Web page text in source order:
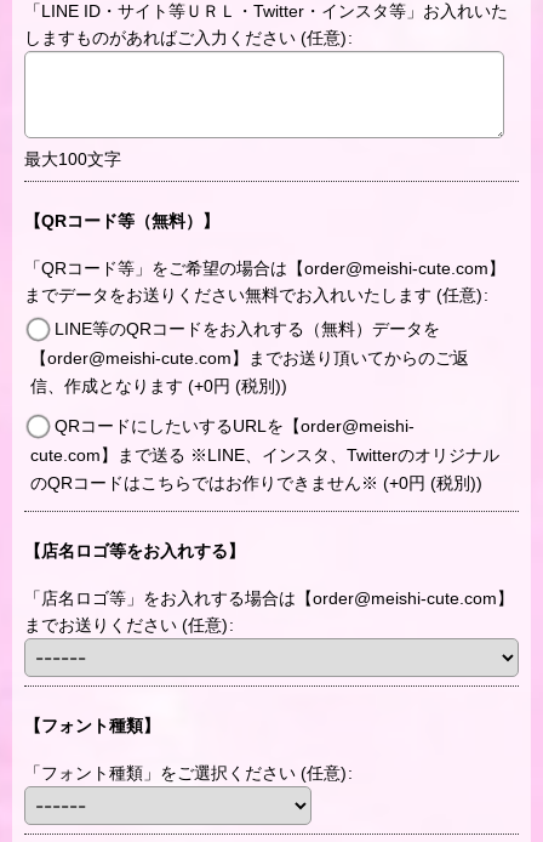
「LINE ID・サイト等ＵＲＬ・Twitter・インスタ等」お入れいた
しますものがあればご入力ください (任意):
最大100文字
【QRコード等（無料）】
「QRコード等」をご希望の場合は【order@meishi-cute.com】
までデータをお送りください無料でお入れいたします (任意):
LINE等のQRコードをお入れする（無料）データを
【order@meishi-cute.com】までお送り頂いてからのご返
信、作成となります (+0円 (税別))
QRコードにしたいするURLを【order@meishi-
cute.com】まで送る ※LINE、インスタ、Twitterのオリジナル
のQRコードはこちらではお作りできません※ (+0円 (税別))
【店名ロゴ等をお入れする】
「店名ロゴ等」をお入れする場合は【order@meishi-cute.com】
までお送りください (任意):
【フォント種類】
「フォント種類」をご選択ください (任意):